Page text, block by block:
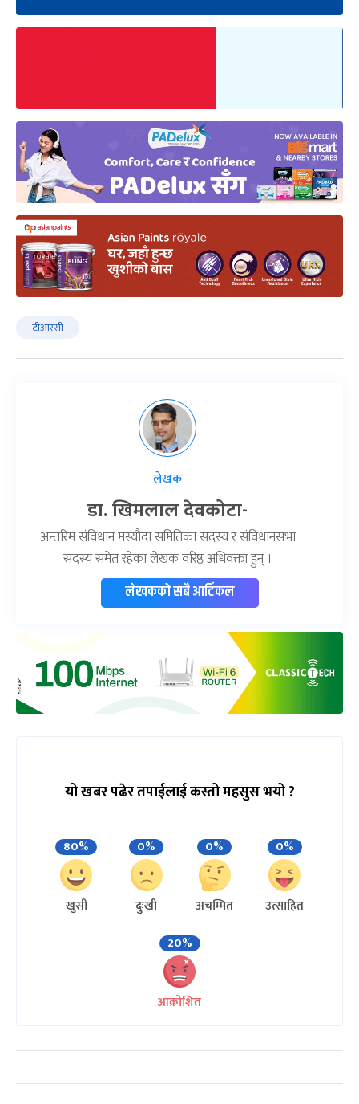
टीआरसी
लेखक
डा. खिमलाल देवकोटा-
अन्तरिम संविधान मस्यौदा समितिका सदस्य र संविधानसभा
सदस्य समेत रहेका लेखक वरिष्ठ अधिवक्ता हुन् ।
लेखकको सबै आर्टिकल
यो खबर पढेर तपाईलाई कस्तो महसुस भयो ?
80%
खुसी
0%
दुःखी
0%
अचम्मित
0%
उत्साहित
20%
आक्रोशित